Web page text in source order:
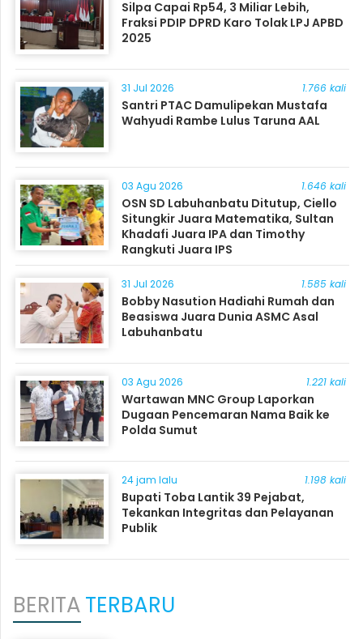
Silpa Capai Rp54, 3 Miliar Lebih,
Fraksi PDIP DPRD Karo Tolak LPJ APBD
2025
31 Jul 2026 1.766 kali
Santri PTAC Damulipekan Mustafa
Wahyudi Rambe Lulus Taruna AAL
03 Agu 2026 1.646 kali
OSN SD Labuhanbatu Ditutup, Ciello
Situngkir Juara Matematika, Sultan
Khadafi Juara IPA dan Timothy
Rangkuti Juara IPS
31 Jul 2026 1.585 kali
Bobby Nasution Hadiahi Rumah dan
Beasiswa Juara Dunia ASMC Asal
Labuhanbatu
03 Agu 2026 1.221 kali
Wartawan MNC Group Laporkan
Dugaan Pencemaran Nama Baik ke
Polda Sumut
24 jam lalu 1.198 kali
Bupati Toba Lantik 39 Pejabat,
Tekankan Integritas dan Pelayanan
Publik
BERITATERBARU